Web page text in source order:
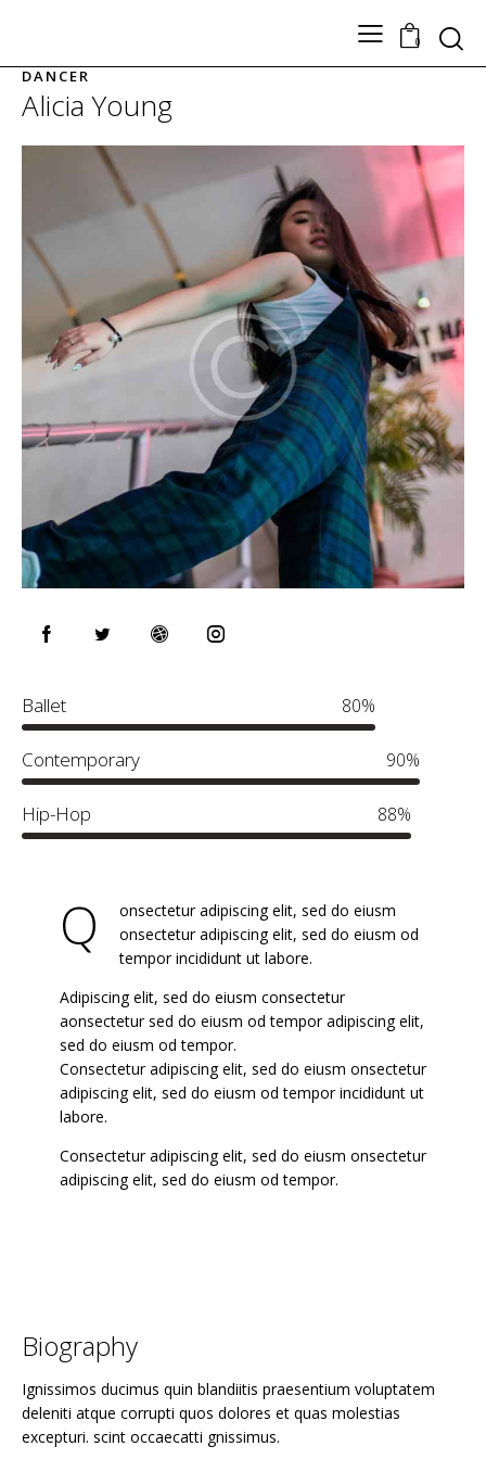
0
Nuestros Artesanos
DANCER
Alicia Young
Ballet 80%
Contemporary 90%
Hip-Hop 88%
Q
onsectetur adipiscing elit, sed do eiusm
onsectetur adipiscing elit, sed do eiusm od
tempor incididunt ut labore.
Adipiscing elit, sed do eiusm consectetur
aonsectetur sed do eiusm od tempor adipiscing elit,
sed do eiusm od tempor.
Consectetur adipiscing elit, sed do eiusm onsectetur
adipiscing elit, sed do eiusm od tempor incididunt ut
labore.
Consectetur adipiscing elit, sed do eiusm onsectetur
adipiscing elit, sed do eiusm od tempor.
biography
Ignissimos ducimus quin blandiitis praesentium voluptatem
deleniti atque corrupti quos dolores et quas molestias
excepturi. scint occaecatti gnissimus.